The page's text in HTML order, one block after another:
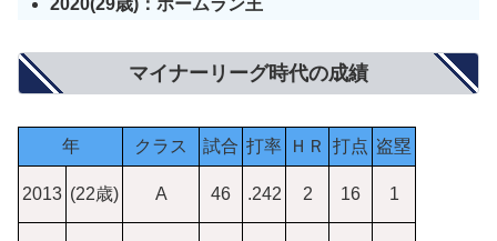
2020(29歳)：ホームラン王
マイナーリーグ時代の成績
年 クラス 試合 打率 ＨＲ 打点 盗塁
2013 (22歳) A 46 .242 2 16 1